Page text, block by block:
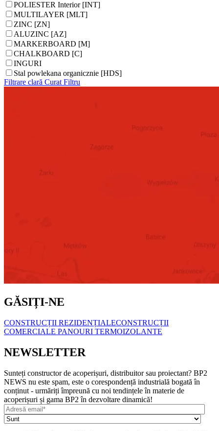
POLIESTER Interior [INT]
MULTILAYER [MLT]
ZINC [ZN]
ALUZINC [AZ]
MARKERBOARD [M]
CHALKBOARD [C]
INGURI
Stal powlekana organicznie [HDS]
Filtrare clară Curat Filtru
GĂSIȚI-NE
CONSTRUCȚII REZIDENȚIALECONSTRUCȚII
COMERCIALE PANOURI TERMOIZOLANTE
NEWSLETTER
Sunteți constructor de acoperișuri, distribuitor sau proiectant? BP2
NEWS nu este spam, este o corespondență industrială bogată în
conținut - urmăriți împreună cu noi tendințele în materie de
acoperișuri și gama BP2 în dezvoltare dinamică!